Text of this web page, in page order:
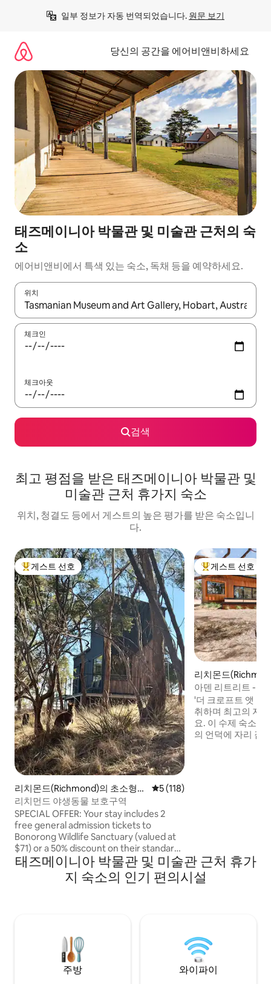
일부 정보가 자동 번역되었습니다. 원문 보기
당신의 공간을 에어비앤비하세요
태즈메이니아 박물관 및 미술관 근처의 숙
소
에어비앤비에서 특색 있는 숙소, 독채 등을 예약하세요.
위치
결과가 나오면 위·아래 화살표 키를 사용하거나 터치 또는 스와이
체크인
체크아웃
검색
최고 평점을 받은 태즈메이니아 박물관 및
미술관 근처 휴가지 숙소
위치, 청결도 등에서 게스트의 높은 평가를 받은 숙소입니
다.
상위 게스트 선호
게스트 선호
리치몬드(Richmond)의 초소형
주택
평점 5점(5점 만점), 후기 118
5 (118)
리치먼드 야생동물 보호구역
SPECIAL OFFER: Your stay includes 2
free general admission tickets to
Bonorong Wildlife Sanctuary (valued at
$71) or a 50% discount on their standard
or private premium night tours or
feeding frenzies! It’s a rare opportunity
to immerse yourself in nature while
both worlds.
상위 게스트 선호
게스트 선호
리치몬드
아덴 리트리트 - 리
'더 크로프트 앳 아
취하며 최고의 자
요. 이 수제 숙소는
의 언덕에 자리 잡
태즈메이니아 박물관 및 미술관 근처 휴가
지 숙소의 인기 편의시설
주방 와이파이